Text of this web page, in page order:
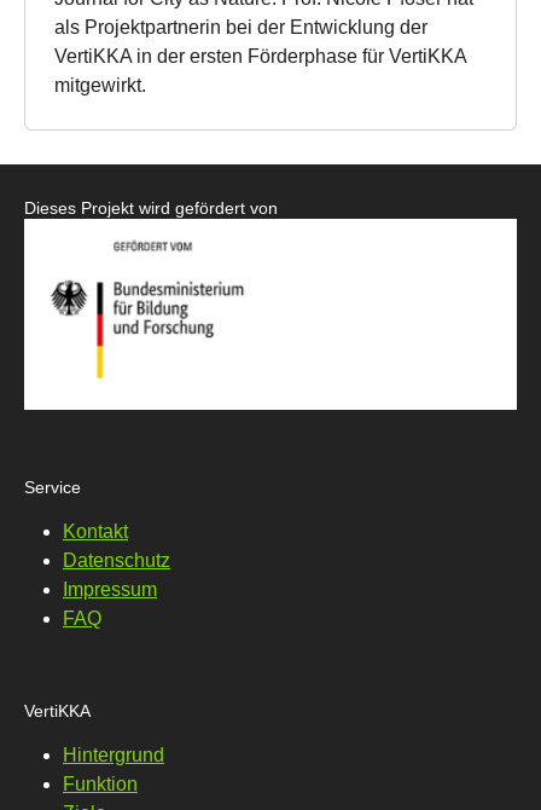
als Projektpartnerin bei der Entwicklung der
VertiKKA in der ersten Förderphase für VertiKKA
mitgewirkt.
Dieses Projekt wird gefördert von
Service
Kontakt
Datenschutz
Impressum
FAQ
VertiKKA
Hintergrund
Funktion